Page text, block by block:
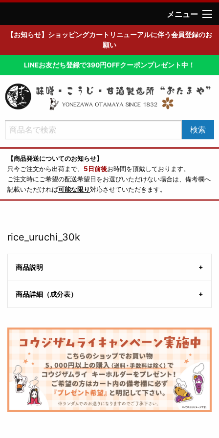
メニュー
【お知らせ】ショッピングカートリニューアルに伴う会員登録のお
願い
LINEお友だち登録で390円OFFクーポンプレゼント中！
【商品発送についてのお知らせ】
只今ご注文から出荷まで、 5日前後お時間を頂戴しております。
ご注文時にご希望の配送希望日をお選びいただけない場合は、備考欄へ
記載いただければ可能な限り対応させていただきます。
rice_uruchi_30k
商品説明
商品詳細（成分表）